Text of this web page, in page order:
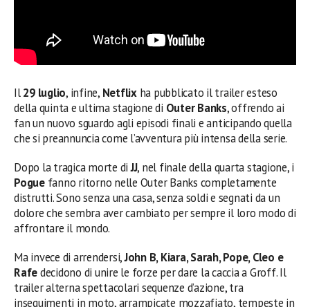
Il29 luglio, infine, Netflixha pubblicato il trailer esteso
della quinta e ultima stagione di Outer Banks, offrendo ai
fan un nuovo sguardo agli episodi finali e anticipando quella
che si preannuncia come l’avventura più intensa della serie.
Dopo la tragica morte diJJ, nel finale della quarta stagione, i
Poguefanno ritorno nelle Outer Banks completamente
distrutti. Sono senza una casa, senza soldi e segnati da un
dolore che sembra aver cambiato per sempre il loro modo di
affrontare il mondo.
Ma invece di arrendersi,John B, Kiara, Sarah, Pope, Cleo e
Rafedecidono di unire le forze per dare la caccia a Groff. Il
trailer alterna spettacolari sequenze d’azione, tra
inseguimenti in moto, arrampicate mozzafiato, tempeste in